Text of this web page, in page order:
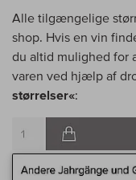
Alle tilgængelige
shop. Hvis en vin
du altid mulighed for
varen ved hjælp af
størrelser«: